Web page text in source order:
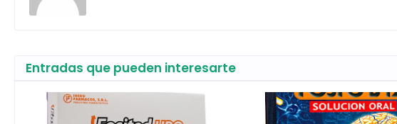
Entradas que pueden interesarte